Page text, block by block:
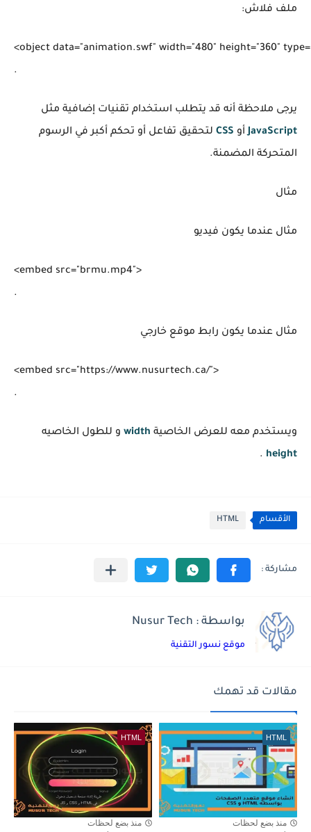
ملف فلاش:
<object data="animation.swf" width="480" height="360"
يرجى ملاحظة أنه قد يتطلب استخدام تقنيات إضافية مثل
JavaScriptأو CSS لتحقيق تفاعل أو تحكم أكبر في الرسوم
المتحركة المضمنة.
مثال
مثال عندما يكون فيديو
<embed src="brmu.mp4">
.
مثال عندما يكون رابط موقع خارجي
<embed src="https://www.nusurtech.ca/">
ويستخدم معه للعرض الخاصية width و للطول الخاصيه
height
.
الأقسام HTML
بواسطة : Nusur Tech
موقع نسور التقنية
مقالات قد تهمك
HTML
منذ بضع لحظات
HTML
منذ بضع لحظات